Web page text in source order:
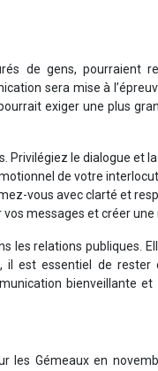
de gens, pourraient
sera mise à
exiger une plus
Privilégiez le dialogue et
de votre
vous avec clarté et
messages et créer une
les relations publiques.
il est essentiel de
bienveillante
les Gémeaux en